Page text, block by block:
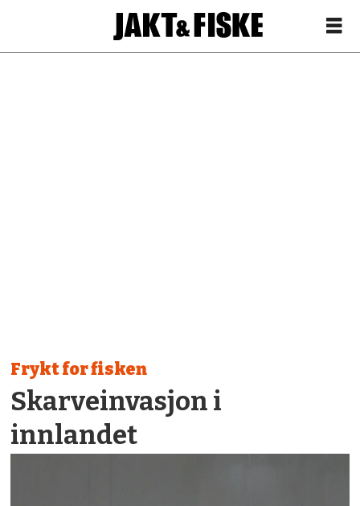
Frykt for fisken
Skarveinvasjon i
innlandet